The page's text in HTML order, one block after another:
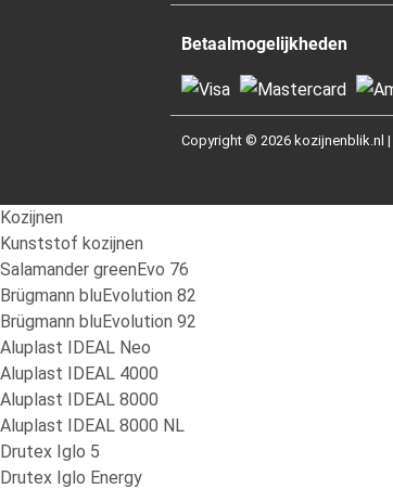
Betaalmogelijkheden
Copyright © 2026 kozijnenblik.nl |
Kozijnen
Kunststof kozijnen
Salamander greenEvo 76
Brügmann bluEvolution 82
Brügmann bluEvolution 92
Aluplast IDEAL Neo
Aluplast IDEAL 4000
Aluplast IDEAL 8000
Aluplast IDEAL 8000 NL
Drutex Iglo 5
Drutex Iglo Energy